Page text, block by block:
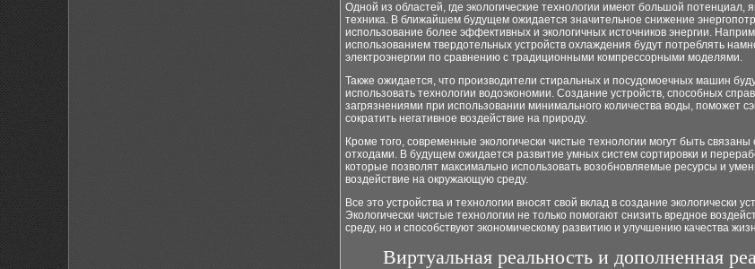
Одной из областей, где экологические технологии имеют большой потенциал,
техника. В ближайшем будущем ожидается значительное снижение
использование более эффективных и экологичных источников энергии.
использованием твердотельных устройств охлаждения будут потреблять
электроэнергии по сравнению с традиционными компрессорными моделями.
Также ожидается, что производители стиральных и посудомоечных машин
использовать технологии водоэкономии. Создание устройств, способных
загрязнениями при использовании минимального количества воды, поможет
сократить негативное воздействие на природу.
Кроме того, современные экологически чистые технологии могут быть
отходами. В будущем ожидается развитие умных систем сортировки и
которые позволят максимально использовать возобновляемые ресурсы и
воздействие на окружающую среду.
Все это устройства и технологии вносят свой вклад в создание экологически
Экологически чистые технологии не только помогают снизить вредное
среду, но и способствуют экономическому развитию и улучшению качества
Виртуальная реальность и дополненная